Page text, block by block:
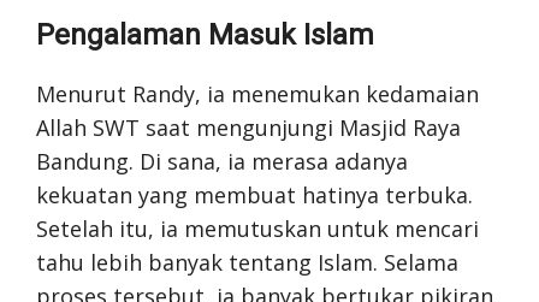
Pengalaman Masuk Islam
Menurut Randy, ia menemukan kedamaian
Allah SWT saat mengunjungi Masjid Raya
Bandung. Di sana, ia merasa adanya
kekuatan yang membuat hatinya terbuka.
Setelah itu, ia memutuskan untuk mencari
tahu lebih banyak tentang Islam. Selama
proses tersebut, ia banyak bertukar pikiran